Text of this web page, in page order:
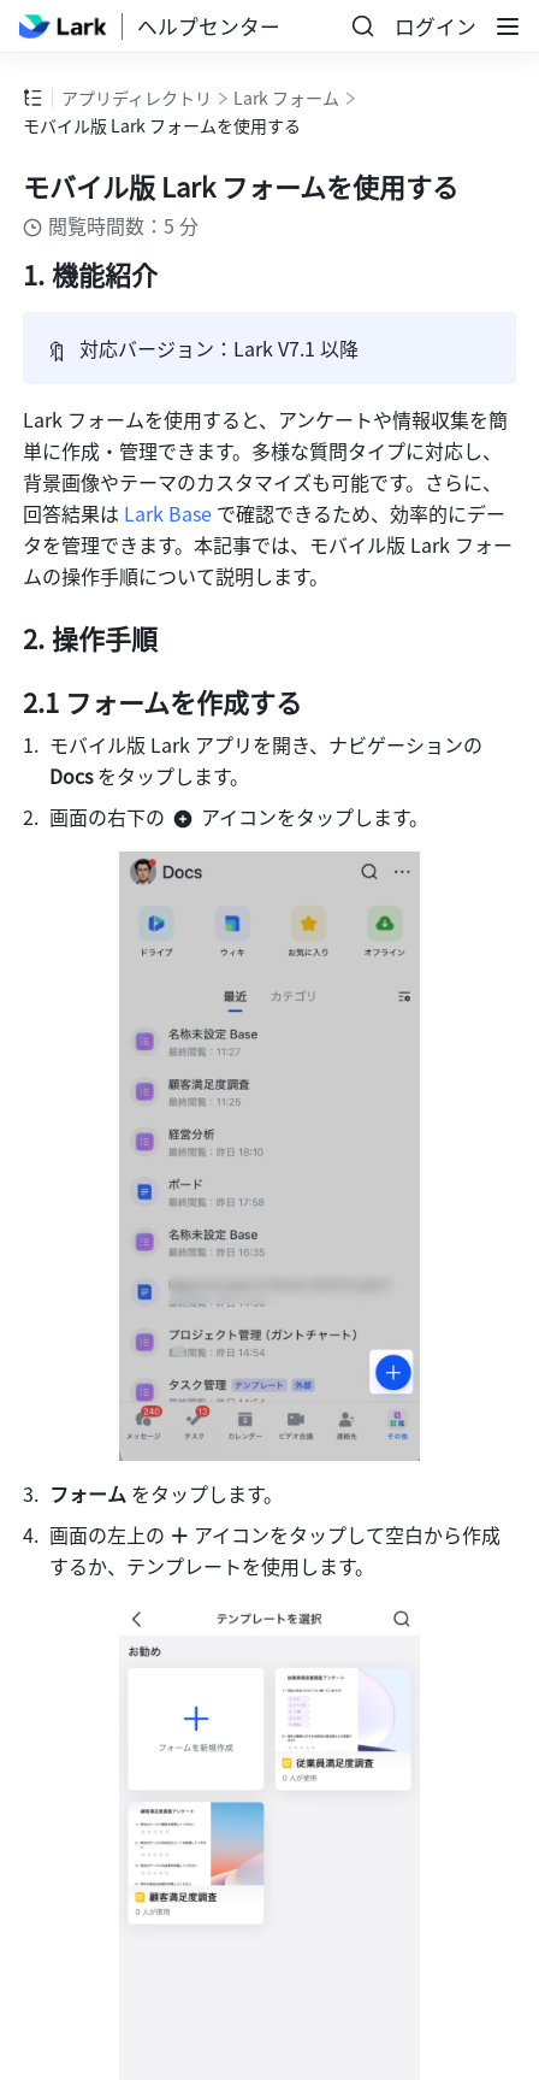
ヘルプセンター ログイン
アプリディレクトリ
Lark フォーム
モバイル版 Lark フォームを使用する
モバイル版 Lark フォームを使用する
閲覧時間数：5 分
機能紹介
🔖 対応バージョン：Lark V7.1 以降
Lark フォームを使用すると、アンケートや情報収集を簡
単に作成・管理できます。多様な質問タイプに対応し、
背景画像やテーマのカスタマイズも可能です。さらに、
回答結果は Lark Base で確認できるため、効率的にデー
タを管理できます。本記事では、モバイル版 Lark フォー
ムの操作手順について説明します。
操作手順
2.1 フォームを作成する
Docs をタップします。
画面の右下の
アイコンをタップします。
フォーム をタップします。
画面の左上の ＋ アイコンをタップして空白から作成
するか、テンプレートを使用します。